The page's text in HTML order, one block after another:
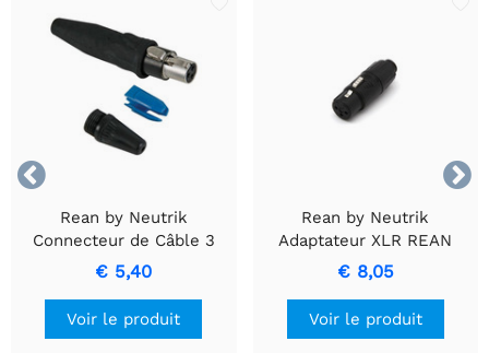


Rean by Neutrik
Connecteur de Câble 3
pôles REAN TINY avec
Contacts Plaqués Or
€ 5,40
Voir le produit
Rean by Neutrik
Adaptateur XLR REAN
TINY Transforme et
Connecte
€ 8,05
Voir le produit